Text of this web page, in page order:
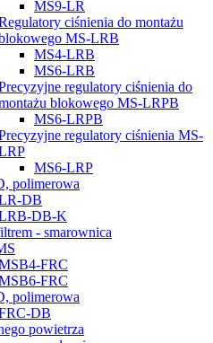
MS9-LR
ciśnienia do montażu
MS-LRB
MS4-LRB
MS6-LRB
regulatory ciśnienia do
blokowego MS-LRPB
MS6-LRPB
regulatory ciśnienia MS-
MS6-LRP
polimerowa
DB
DB-K
- smarownica
FRC
FRC
polimerowa
DB
powietrza